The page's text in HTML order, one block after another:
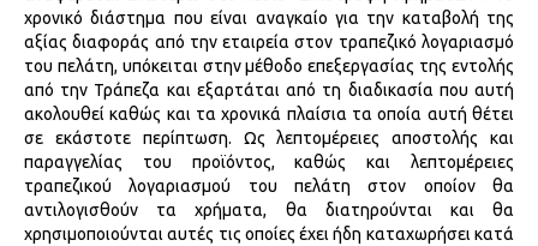
χρονικό διάστημα που είναι αναγκαίο για την καταβολή της
αξίας διαφοράς από την εταιρεία στον τραπεζικό λογαριασμό
του πελάτη, υπόκειται στην μέθοδο επεξεργασίας της εντολής
από την Τράπεζα και εξαρτάται από τη διαδικασία που αυτή
ακολουθεί καθώς και τα χρονικά πλαίσια τα οποία αυτή θέτει
σε εκάστοτε περίπτωση. Ως λεπτομέρειες αποστολής και
παραγγελίας του προϊόντος, καθώς και λεπτομέρειες
τραπεζικού λογαριασμού του πελάτη στον οποίον θα
αντιλογισθούν τα χρήματα, θα διατηρούνται και θα
χρησιμοποιούνται αυτές τις οποίες έχει ήδη καταχωρήσει κατά